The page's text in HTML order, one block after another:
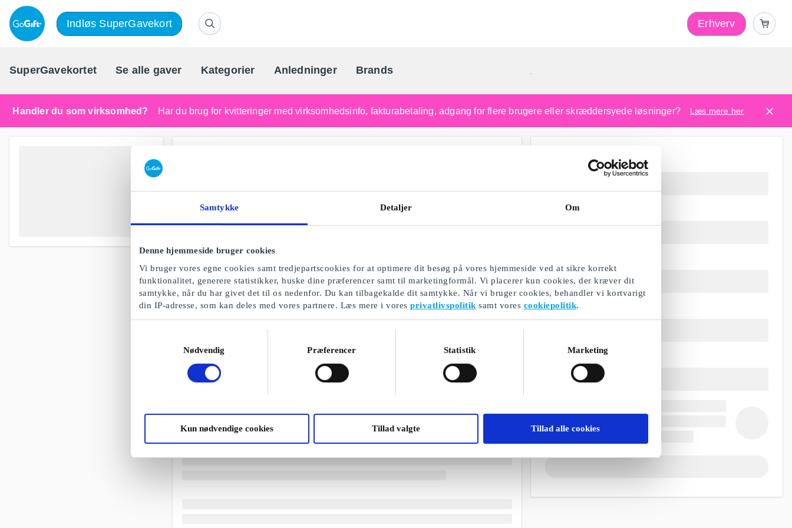
Samtykke Detaljer Om
Denne hjemmeside bruger cookies
Vi bruger vores egne cookies samt tredjepartscookies for at optimere dit besøg på vores hjemmeside ved at sikre korrekt
funktionalitet, generere statistikker, huske dine præferencer samt til marketingformål. Vi placerer kun cookies, der kræver dit
samtykke, når du har givet det til os nedenfor. Du kan tilbagekalde dit samtykke. Når vi bruger cookies, behandler vi kortvarigt
din IP-adresse, som kan deles med vores partnere. Læs mere i voresprivatlivspolitik samt vores cookiepolitik.
Nødvendig
Præferencer Statistik Marketing
Kun nødvendige cookies Tillad valgte Tillad alle cookies
Indløs SuperGavekort Erhverv
SuperGavekortet Se alle gaver Kategorier Anledninger Brands Danmarks gaveportal nr. 1
Handler du som virksomhed? Har du brug for kvitteringer med virksomhedsinfo, fakturabetaling, adgang for flere brugere eller skræddersyede løsninger? Læs mere her